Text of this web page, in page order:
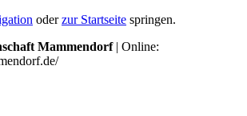
oderzur Startseite springen.
Mammendorf| Online: